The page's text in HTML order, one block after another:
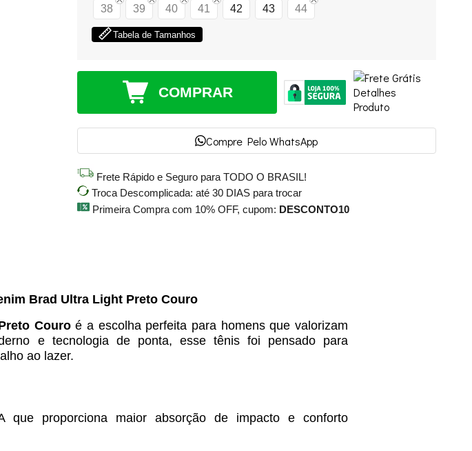
38 39 40 41 42 43 44
Tabela de Tamanhos
COMPRAR
Compre Pelo WhatsApp
Frete Rápido e Seguro para TODO O BRASIL!
Troca Descomplicada: até 30 DIAS para trocar
Primeira Compra com 10% OFF, cupom: DESCONTO10
Brad Ultra Light Preto Couro
Couroé a escolha perfeita para homens que valorizam
e tecnologia de ponta, esse tênis foi pensado para
ao lazer.
que proporciona maior absorção de impacto e conforto